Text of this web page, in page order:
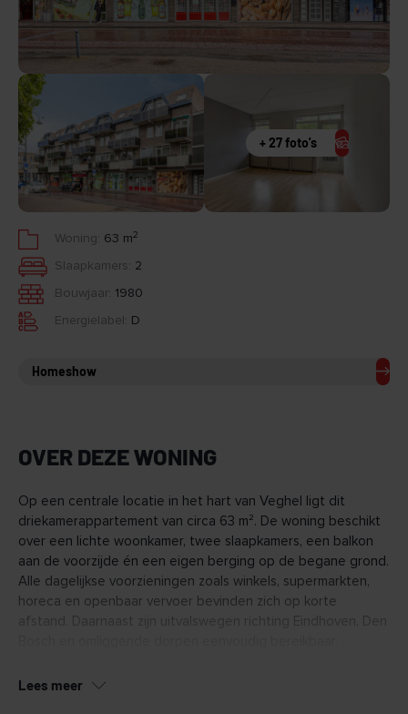
+ 27 foto's
Woning: 63 m 2
Slaapkamers: 2
Bouwjaar: 1980
Energielabel: D
Homeshow
OVER DEZE WONING
Op een centrale locatie in het hart van Veghel ligt dit
driekamerappartement van circa 63 m². De woning beschikt
over een lichte woonkamer, twee slaapkamers, een balkon
aan de voorzijde én een eigen berging op de begane grond.
Alle dagelijkse voorzieningen zoals winkels, supermarkten,
horeca en openbaar vervoer bevinden zich op korte
afstand. Daarnaast zijn uitvalswegen richting Eindhoven, Den
Via de centrale entree met intercominstallatie,
Lees meer